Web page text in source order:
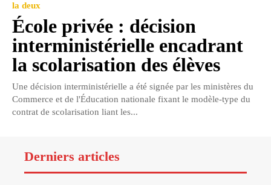
la deux
École privée : décision
interministérielle encadrant
la scolarisation des élèves
Une décision interministérielle a été signée par les ministères du
Commerce et de l'Éducation nationale fixant le modèle-type du
contrat de scolarisation liant les...
Derniers articles